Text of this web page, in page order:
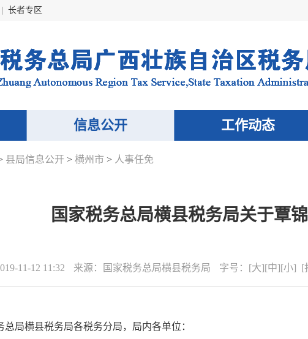
长者专区
信息公开 工作动态
县局信息公开 > 横州市 > 人事任免
国家税务总局横县税务局关于覃
11-12 11:32 来源： 国家税务总局横县税务局 字号： [大][中][小] [
总局横县税务局各税务分局，局内各单位：